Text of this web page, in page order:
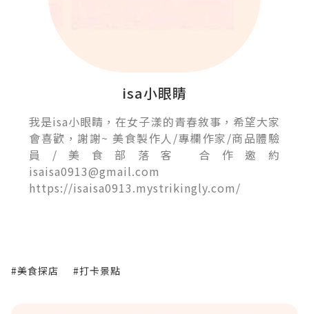
isa小眼睛
我是isa小眼睛，在女子漾的青春敘事，希望大家
會喜歡，謝謝~ 美食製作人/專欄作家/商品體驗
員/美食部落客 合作邀約
isaisa0913@gmail.com
https://isaisa0913.mystrikingly.com/
#美食探店 #打卡景點